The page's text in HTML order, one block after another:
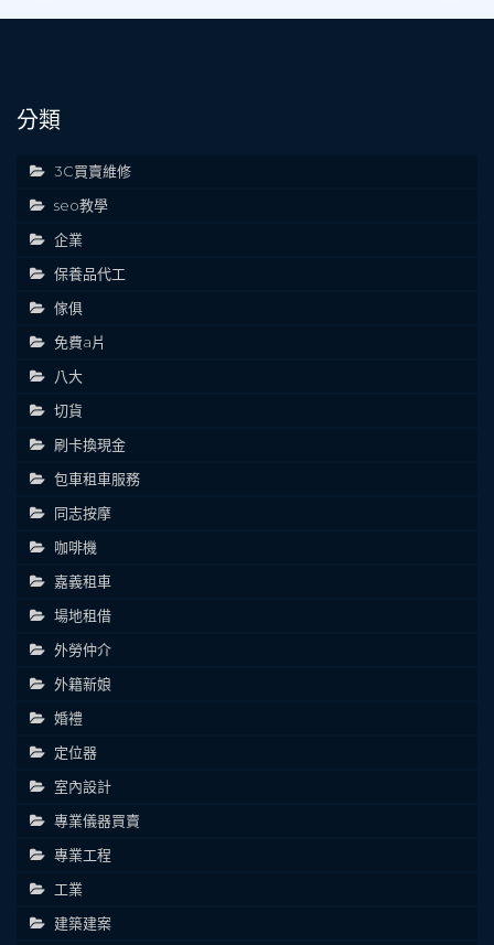
分類
3C買賣維修
seo教學
企業
保養品代工
傢俱
免費a片
八大
切貨
刷卡換現金
包車租車服務
同志按摩
咖啡機
嘉義租車
場地租借
外勞仲介
外籍新娘
婚禮
定位器
室內設計
專業儀器買賣
專業工程
工業
建築建案